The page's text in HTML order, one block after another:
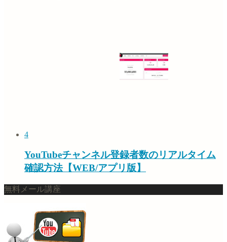
4
YouTubeチャンネル登録者数のリアルタイム
確認方法【WEB/アプリ版】
無料メール講座